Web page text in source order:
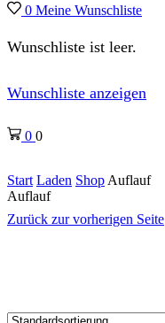
0 Meine Wunschliste
Wunschliste ist leer.
Wunschliste anzeigen
0 0
Start Laden Shop Auflauf
Auflauf
Zurück zur vorherigen Seite